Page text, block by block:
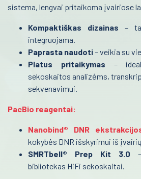
Kardiologija
Neurologija
Retos ligos
Urologija
Genetika
sistema, lengvai pritaikoma įvairiose
Kompaktiškas dizainas –
integruojama.
Paprasta naudoti– veikia su
Platus pritaikymas –
sekoskaitos analizėms,
sekvenavimui.
PacBio reagentai:
Nanobind® DNR
kokybės DNR išskyrimui iš
SMRTbell® Prep Kit 3.0
bibliotekas HiFi sekoskaitai.